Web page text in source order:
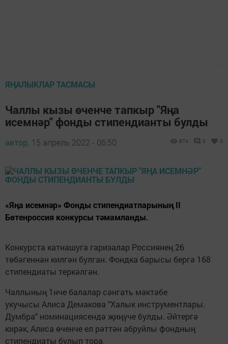
ЯҢАЛЫКЛАР ТАСМАСЫ
Чаллы кызы өченче тапкыр "Яңа
исемнәр" фонды стипендианты булды
автор, 15 апрель 2022 - 06:50 874 0 0
«Яңа исемнәр» Фонды стипендиатларының II
Бөтенроссия конкурсы тәмамланды.
Конкурста катнашуга гаризалар Россиянең 26
төбәгеннән килгән булган. Фондка барысы бергә 168
стипендиаты теркәлгән.
Чаллының 1нче балалар сәнгать мәктәбе
укучысы Алиса Демакова "Халык инструментлары.
Думбра" номинациясендә җиңүче булды. Әйтергә
кирәк, Алиса өченче ел рәттән абруйлы фондның
стипендиаты булып тора.